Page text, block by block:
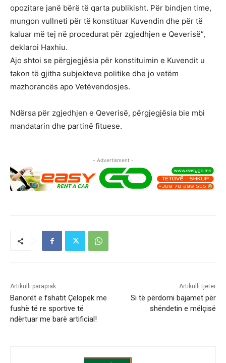
opozitare janë bërë të qarta publikisht. Për bindjen time,
mungon vullneti për të konstituar Kuvendin dhe për të
kaluar më tej në procedurat për zgjedhjen e Qeverisë”,
deklaroi Haxhiu.
Ajo shtoi se përgjegjësia për konstituimin e Kuvendit u
takon të gjitha subjekteve politike dhe jo vetëm
mazhorancës apo Vetëvendosjes.
Ndërsa për zgjedhjen e Qeverisë, përgjegjësia bie mbi
mandatarin dhe partinë fituese.
- Advertisment -
Artikulli paraprak
Banorët e fshatit Çelopek me
fushë të re sportive të
ndërtuar me barë artificial!
Artikulli tjetër
Si të përdorni bajamet për
shëndetin e mëlçisë